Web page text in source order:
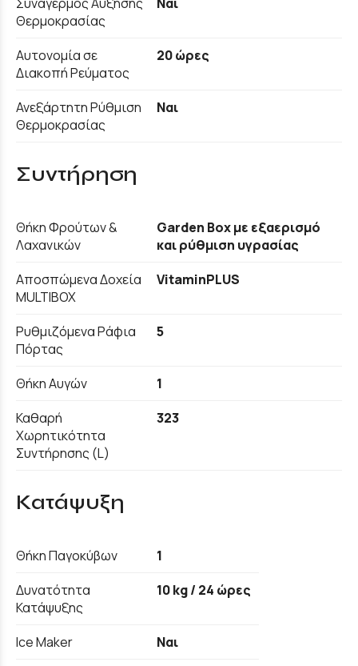
Θερμοκρασίας
Αυτονομία σε
Διακοπή Ρεύματος
20 ώρες
Ανεξάρτητη Ρύθμιση
Θερμοκρασίας
Ναι
Συντήρηση
Θήκη Φρούτων &
Λαχανικών
Garden Box με εξαερισμό
και ρύθμιση υγρασίας
Αποσπώμενα Δοχεία
MULTIBOX
VitaminPLUS
Ρυθμιζόμενα Ράφια
Πόρτας
5
Θήκη Αυγών
1
Καθαρή
Χωρητικότητα
Συντήρησης (L)
323
Κατάψυξη
Θήκη Παγοκύβων
1
Δυνατότητα
Κατάψυξης
10 kg / 24 ώρες
Ice Maker
Ναι